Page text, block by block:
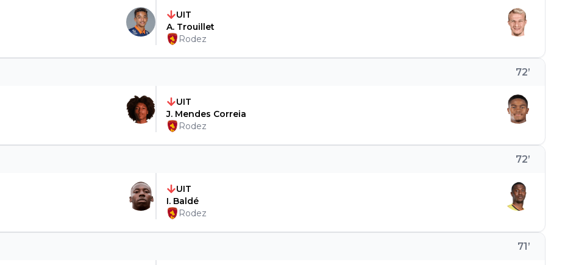
71’
72’
UIT
I. Baldé
Rodez
72’
UIT
J. Mendes Correia
Rodez
UIT
A. Trouillet
Rodez